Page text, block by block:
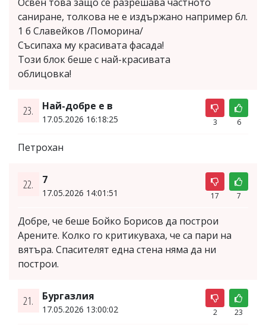
Освен това защо се разрешава частното
саниране, толкова не е издържано например бл.
1 б Славейков /Поморина/
Съсипаха му красивата фасада!
Този блок беше с най-красивата
облицовка!
23. Най-добре е в
17.05.2026 16:18:25 3 6
Петрохан
22. 7
17.05.2026 14:01:51 17 7
Добре, че беше Бойко Борисов да построи
Арените. Колко го критикуваха, че са пари на
вятъра. Спасителят една стена няма да ни
построи.
21. Бургазлия
17.05.2026 13:00:02 2 23